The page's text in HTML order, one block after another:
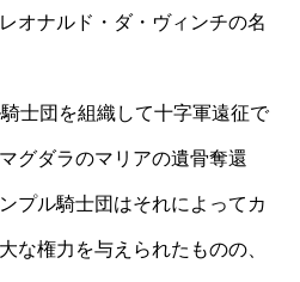
オナルド・ダ・ヴィンチの名
士団を組織して十字軍遠征で
グダラのマリアの遺骨奪還
プル騎士団はそれによってカ
な権力を与えられたものの、